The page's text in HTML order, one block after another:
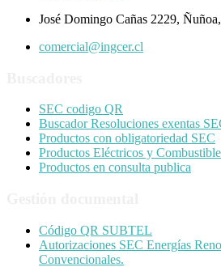
José Domingo Cañas 2229,
comercial@ingcer.cl
SEC codigo QR
Buscador Resoluciones exentas
Productos con obligatoriedad SEC
Productos Eléctricos y
Productos en consulta publica
Código QR SUBTEL
Autorizaciones SEC Energías
Convencionales.